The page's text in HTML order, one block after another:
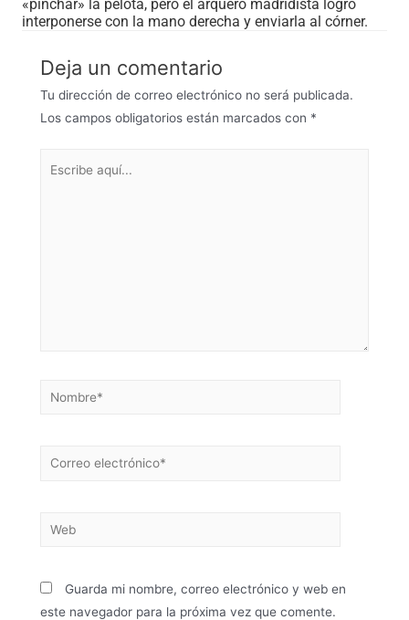
«pinchar» la pelota, pero el arquero madridista logró
interponerse con la mano derecha y enviarla al córner.
Deja un comentario
Tu dirección de correo electrónico no será publicada.
Los campos obligatorios están marcados con *
Guarda mi nombre, correo electrónico y web en
este navegador para la próxima vez que comente.